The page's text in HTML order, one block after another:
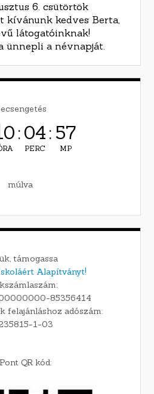
6. csütörtök
kívánunk kedves Berta,
látogatóinknak!
ünnepli a névnapját.
:04
PERC
: 56
MP
múlva
támogassa
Alapítványt!
85356414
felajánláshoz adószám:
1-03
QR kód: